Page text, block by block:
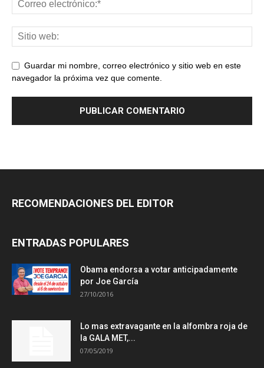
Guardar mi nombre, correo electrónico y sitio web en este
navegador la próxima vez que comente.
RECOMENDACIONES DEL EDITOR
ENTRADAS POPULARES
Obama endorsa a votar anticipadamente
por Joe García
27/10/2016
Lo mas extravagante en la alfombra roja de
la GALA MET,...
07/05/2019